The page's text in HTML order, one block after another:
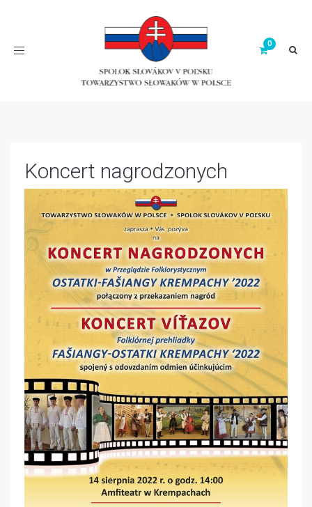
Toggle
Koncert nagrodzonych